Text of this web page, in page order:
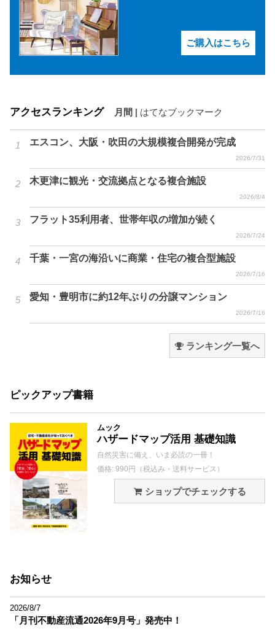
ご購入はこちら
アクセスランキング 月間 はてなブックマーク
エスコン、大阪・吹田の大規模複合開発が完成
2026/7/31
木更津に観光・交流拠点となる複合施設
2026/8/4
フラット35利用者、世帯年収の増加が続く
2026/7/24
千葉・一宮の海沿いに商業・住宅の複合型施設
2026/7/16
愛知・豊明市に約12年ぶりの分譲マンション
2026/7/16
ランキング一覧へ
ピックアップ書籍
ムック
ハザードマップ活用 基礎知識
自然災害に備え、いま必読の一冊！
価格: 990円（税込み・送料サービス）
ショップでチェックする
お知らせ
2026/8/7
「月刊不動産流通2026年9月号」発売中！